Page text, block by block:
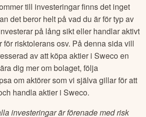
till investeringar finns det inget
det beror helt på vad du är för typ av
på lång sikt eller handlar aktivt
för risktolerans osv. På denna sida vill
av att köpa aktier iSweco en
dig mer om bolaget, följa
om aktörer som vi själva gillar för att
handla aktier iSweco.
investeringar är förenade med risk